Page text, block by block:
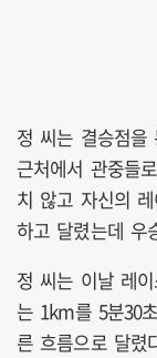
정 씨는 결승점을
근처에서 관중들
치 않고 자신의
하고 달렸는데 우
정 씨는 이날 레
는 1km를 5분30
른 흐름으로 달렸